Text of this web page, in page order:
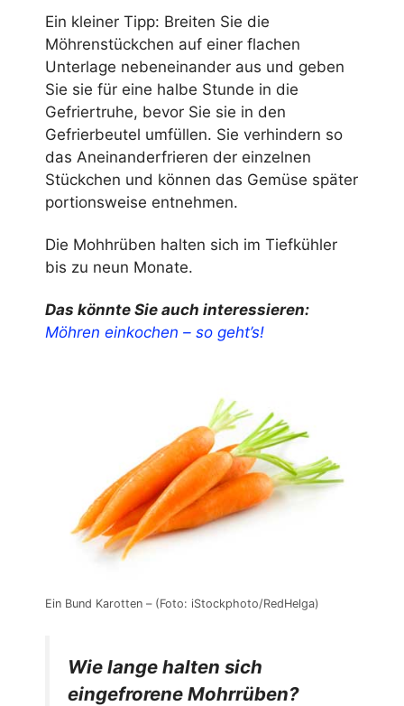
Ein kleiner Tipp: Breiten Sie die
Möhrenstückchen auf einer flachen
Unterlage nebeneinander aus und geben
Sie sie für eine halbe Stunde in die
Gefriertruhe, bevor Sie sie in den
Gefrierbeutel umfüllen. Sie verhindern so
das Aneinanderfrieren der einzelnen
Stückchen und können das Gemüse später
portionsweise entnehmen.
Die Mohhrüben halten sich im Tiefkühler
bis zu neun Monate.
Das könnte Sie auch interessieren:
Möhren einkochen – so geht’s!
Ein Bund Karotten – (Foto: iStockphoto/RedHelga)
Wie lange halten sich
eingefrorene Mohrrüben?